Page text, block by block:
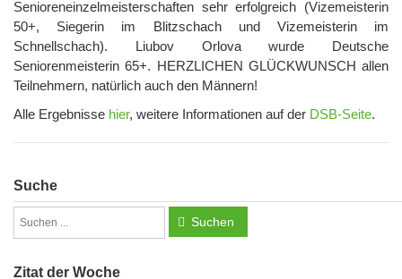
Senioreneinzelmeisterschaften sehr erfolgreich (Vizemeisterin
50+, Siegerin im Blitzschach und Vizemeisterin im
Schnellschach). Liubov Orlova wurde Deutsche
Seniorenmeisterin 65+. HERZLICHEN GLÜCKWUNSCH allen
Teilnehmern, natürlich auch den Männern!
Alle Ergebnisse hier, weitere Informationen auf der DSB-Seite.
Suche
Suchen
Zitat der Woche